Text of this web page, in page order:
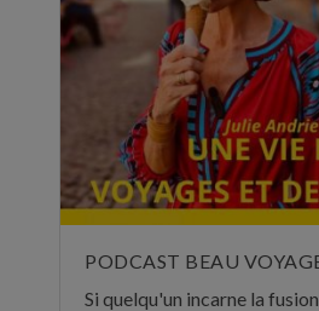
Si quelqu'un incarne la